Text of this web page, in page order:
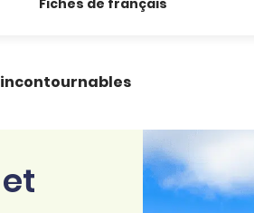
Fiches de français
incontournables